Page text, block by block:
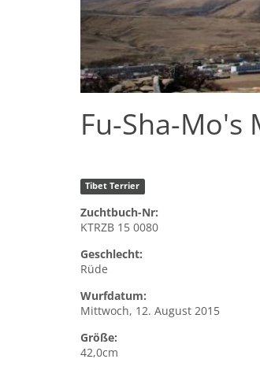
Fu-Sha-Mo's
Tibet Terrier
Zuchtbuch-Nr:
KTRZB 15 0080
Geschlecht:
Rüde
Wurfdatum:
Mittwoch, 12. August 2015
Größe:
42,0cm